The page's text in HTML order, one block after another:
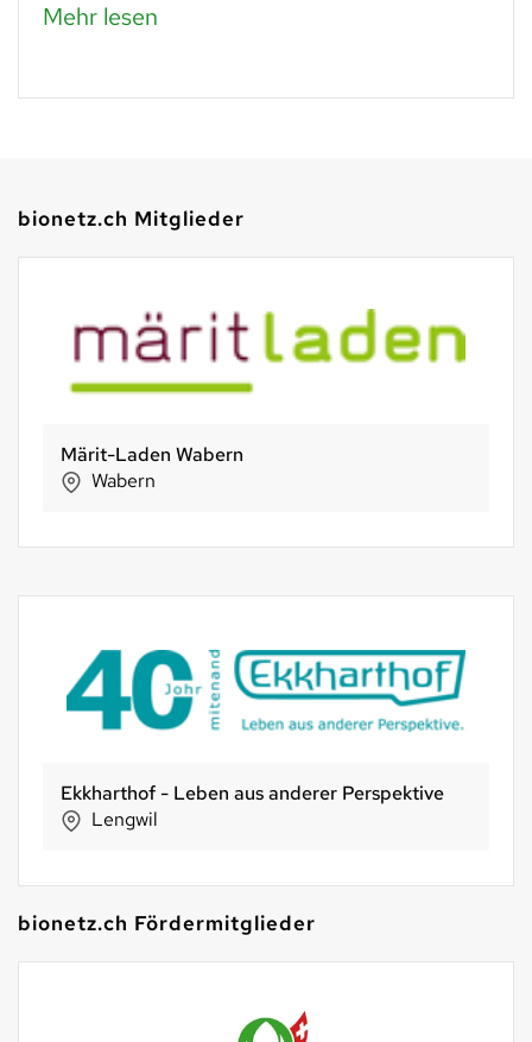
Mehr lesen
bionetz.ch Mitglieder
Märit-Laden Wabern
Wabern
Ekkharthof - Leben aus anderer Perspektive
Lengwil
bionetz.ch Fördermitglieder